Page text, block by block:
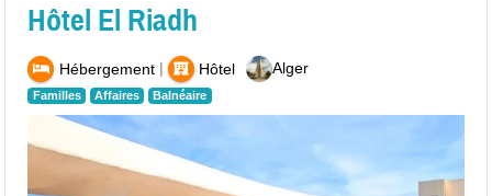
Hôtel El Riadh
Hébergement| Hôtel
Familles Affaires Balnéaire
Alger